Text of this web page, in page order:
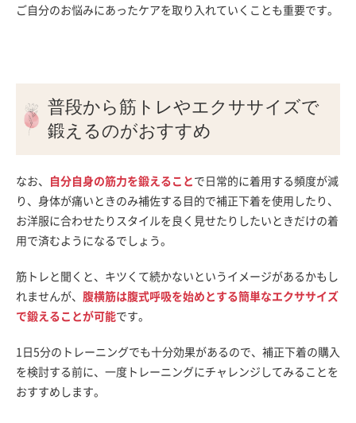
ご自分のお悩みにあったケアを取り入れていくことも重要です。
普段から筋トレやエクササイズで
鍛えるのがおすすめ
なお、 自分自身の筋力を鍛えることで日常的に着用する頻度が減
り、身体が痛いときのみ補佐する目的で補正下着を使用したり、
お洋服に合わせたりスタイルを良く見せたりしたいときだけの着
用で済むようになるでしょう。
筋トレと聞くと、キツくて続かないというイメージがあるかもし
れませんが、 腹横筋は腹式呼吸を始めとする簡単なエクササイズ
で鍛えることが可能です。
1日5分のトレーニングでも十分効果があるので、補正下着の購入
を検討する前に、一度トレーニングにチャレンジしてみることを
おすすめします。